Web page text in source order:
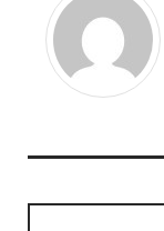
Navegación